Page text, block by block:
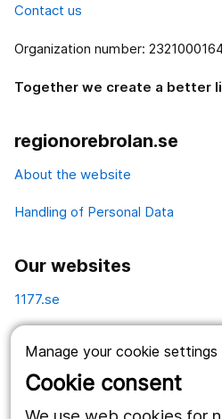
Manage your cookie settings
Cookie consent
Contact us
Organization number:
Together we create a better
regionorebrolan.se
About the website
Handling of Personal Data
Our websites
1177.se
Vårdgivare
Utveckling